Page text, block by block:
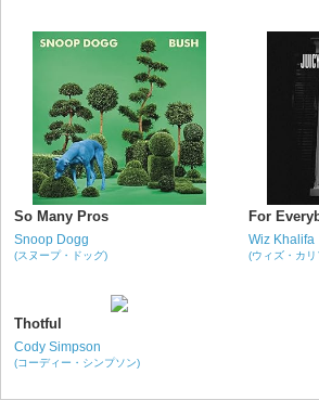
So Many Pros
Snoop Dogg
(スヌープ・ドッグ)
For
Wiz Khalifa
(ウィズ・カリ
Thotful
Cody Simpson
(コーディー・シンプソン)